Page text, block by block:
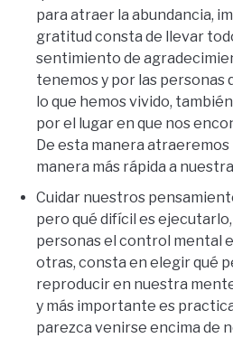
para atraer la abundancia,
gratitud consta de llevar
sentimiento de
tenemos y por las personas
lo que hemos vivido,
por el lugar en que nos
De esta manera atraeremos
manera más rápida a
Cuidar nuestros
pero qué difícil es
personas el control mental
otras, consta en elegir qué
reproducir en nuestra
y más importante es
parezca venirse encima de